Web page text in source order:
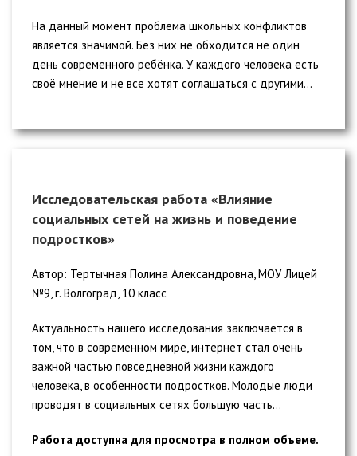
На данный момент проблема школьных конфликтов
является значимой. Без них не обходится не один
день современного ребёнка. У каждого человека есть
своё мнение и не все хотят соглашаться с другими...
Исследовательская работа «Влияние
социальных сетей на жизнь и поведение
подростков»
Автор: Тертычная Полина Александровна, МОУ Лицей
№9, г. Волгоград, 10 класс
Актуальность нашего исследования заключается в
том, что в современном мире, интернет стал очень
важной частью повседневной жизни каждого
человека, в особенности подростков. Молодые люди
проводят в социальных сетях большую часть...
Работа доступна для просмотра в полном объеме.